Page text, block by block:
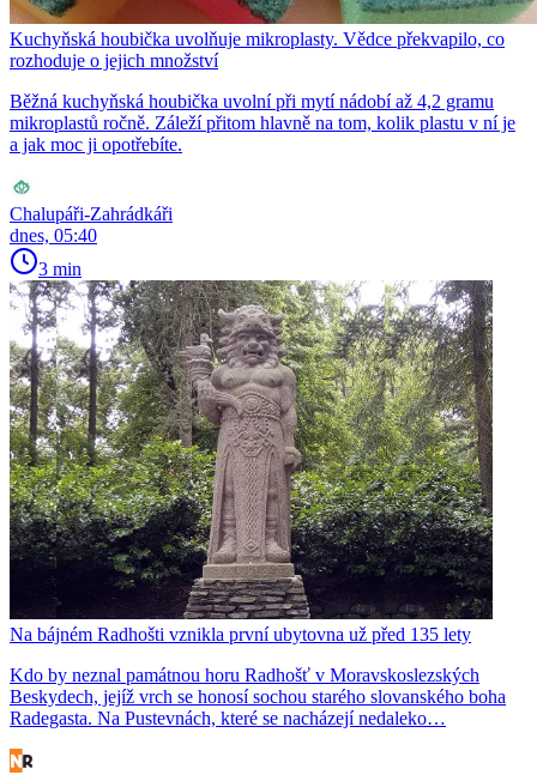
Kuchyňská houbička uvolňuje mikroplasty. Vědce překvapilo, co
rozhoduje o jejich množství
Běžná kuchyňská houbička uvolní při mytí nádobí až 4,2 gramu
mikroplastů ročně. Záleží přitom hlavně na tom, kolik plastu v ní je
a jak moc ji opotřebíte.
Chalupáři-Zahrádkáři
dnes, 05:40
3 min
Na bájném Radhošti vznikla první ubytovna už před 135 lety
Kdo by neznal památnou horu Radhošť v Moravskoslezských
Beskydech, jejíž vrch se honosí sochou starého slovanského boha
Radegasta. Na Pustevnách, které se nacházejí nedaleko…